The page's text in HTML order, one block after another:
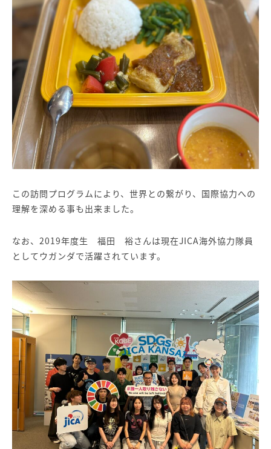
この訪問プログラムにより、世界との繋がり、国際協力への
理解を深める事も出来ました。
なお、2019年度生 福田 裕さんは現在JICA海外協力隊員
としてウガンダで活躍されています。